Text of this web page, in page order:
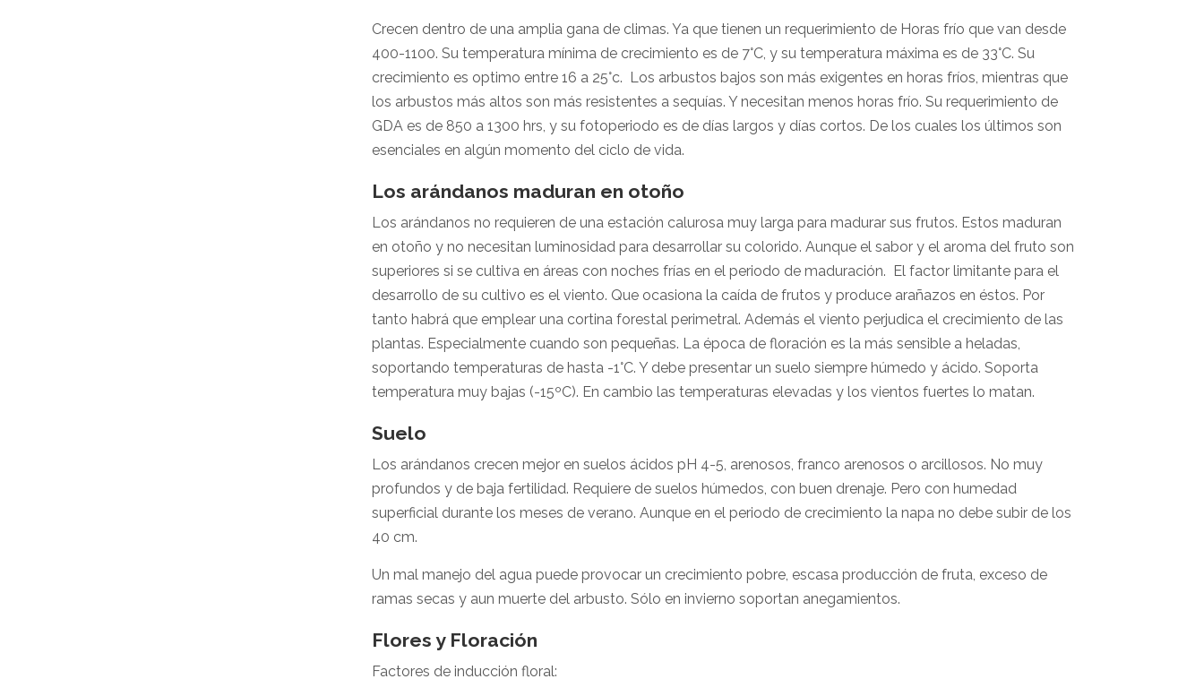
Crecen dentro de una amplia gana de climas. Ya que tienen un requerimiento de Horas frío que van desde
400-1100. Su temperatura mínima de crecimiento es de 7°C, y su temperatura máxima es de 33°C. Su
crecimiento es optimo entre 16 a 25°c. Los arbustos bajos son más exigentes en horas fríos, mientras que
los arbustos más altos son más resistentes a sequías. Y necesitan menos horas frío. Su requerimiento de
GDA es de 850 a 1300 hrs, y su fotoperiodo es de días largos y días cortos. De los cuales los últimos son
esenciales en algún momento del ciclo de vida.
Los arándanos maduran en otoño
Los arándanos no requieren de una estación calurosa muy larga para madurar sus frutos. Estos maduran
en otoño y no necesitan luminosidad para desarrollar su colorido. Aunque el sabor y el aroma del fruto son
superiores si se cultiva en áreas con noches frías en el periodo de maduración. El factor limitante para el
desarrollo de su cultivo es el viento. Que ocasiona la caída de frutos y produce arañazos en éstos. Por
tanto habrá que emplear una cortina forestal perimetral. Además el viento perjudica el crecimiento de las
plantas. Especialmente cuando son pequeñas. La época de floración es la más sensible a heladas,
soportando temperaturas de hasta -1°C. Y debe presentar un suelo siempre húmedo y ácido. Soporta
temperatura muy bajas (-15ºC). En cambio las temperaturas elevadas y los vientos fuertes lo matan.
Suelo
Los arándanos crecen mejor en suelos ácidos pH 4-5, arenosos, franco arenosos o arcillosos. No muy
profundos y de baja fertilidad. Requiere de suelos húmedos, con buen drenaje. Pero con humedad
superficial durante los meses de verano. Aunque en el periodo de crecimiento la napa no debe subir de los
40 cm.
Un mal manejo del agua puede provocar un crecimiento pobre, escasa producción de fruta, exceso de
ramas secas y aun muerte del arbusto. Sólo en invierno soportan anegamientos.
Flores y Floración
Factores de inducción floral: